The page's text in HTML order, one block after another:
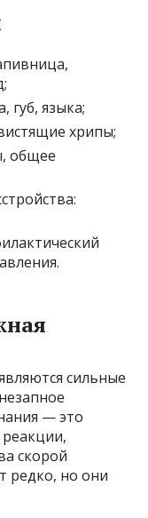
губ, языка;
хрипы;
общее
сильные
— это
скорой
редко, но они